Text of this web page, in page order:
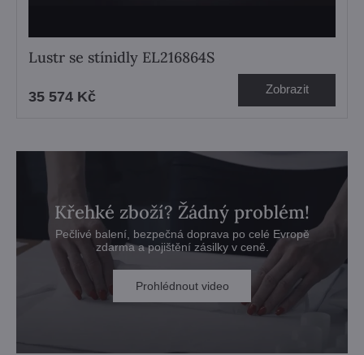
Lustr se stínidly EL216864S
35 574 Kč Zobrazit
Křehké zboží? Žádný problém!
Pečlivé balení, bezpečná doprava po celé Evropě
zdarma a pojištění zásilky v ceně.
Prohlédnout video